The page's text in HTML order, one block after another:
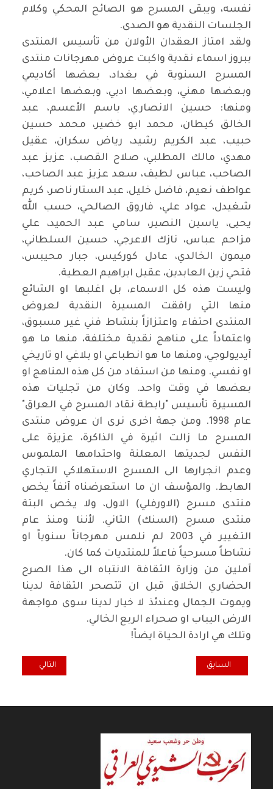
نفسه، ويبقى المسرح هو الصائح المحكي وكلام
الجلسات النقدية هو الصدى.
ولقد امتاز العقدان الأولان من تأسيس المنتدى
ببروز اسماء نقدية واكبت عروض مهرجانات منتدى
المسرح السنوية في بغداد، بعضها أكاديمي
وبعضها مهني، وبعضها ادبي، وبعضها اعلامي،
ومنها: حسين الانصاري، باسم الأعسم، عبد
الخالق كيطان، محمد ابو خضير، محمد حسين
حبيب، عبد الكريم رشيد، رياض سكران، عقيل
مهدي، مالك المطلبي، صلاح القصب، عزيز عبد
الصاحب، عباس لطيف، سعد عزيز عبد الصاحب،
عواطف نعيم، فاضل خليل، عبد الستار ناصر، كريم
شغيدل، عواد علي، فاروق الصالحي، حسب الله
يحيى، ياسين النصير، سامي عبد الحميد، علي
مزاحم عباس، نازك الاعرجي، حسين السلطاني،
ميمون الخالدي، عادل كوركيس، جبار محيبس،
فتحي زين العابدين، عقيل ابراهيم العطية.
وليست هذه كل الاسماء، بل اغلبها او الشائع
منها التي رافقت المسيرة النقدية لعروض
المنتدى احتفاء واعتزازاً بنشاط فني غير مسبوق،
واعتماداً على مناهج نقدية مختلفة، منها ما هو
آيديولوجي، ومنها ما هو انطباعي او بلاغي او تاريخي
او نفسي. ومنها من استفاد من كل هذه المناهج او
بعضها في وقت واحد. وكان من تجليات هذه
المسيرة تأسيس "رابطة نقاد المسرح في العراق"
عام 1998. ومن جهة اخرى نرى ان عروض منتدى
المسرح ما زالت اثيرة في الذاكرة، عزيزة على
النفس لجديتها المعلنة واحتدامها الملموس
وعدم انجرارها الى المسرح الاستهلاكي التجاري
الهابط. والمؤسف ان ما استعرضناه آنفاً يخص
منتدى مسرح (الاورفلي) الاول، ولا يخص البتة
منتدى مسرح (السنك) الثاني. لأننا ومنذ عام
التغيير في 2003 لم نلمس مهرجاناً سنوياً او
نشاطاً مسرحياً فاعلاً للمنتديات كما كان.
آملين من وزارة الثقافة الانتباه الى هذا الصرح
الحضاري الخلاق قبل ان تتصحر الثقافة لدينا
ويموت الجمال وعندئذ لا خيار لدينا سوى مواجهة
الارض اليباب او صحراء الربع الخالي.
وتلك هي ارادة الحياة ايضاً!
المقال السابق: هايكو عراقي
السابق المقال التالي:
التالي